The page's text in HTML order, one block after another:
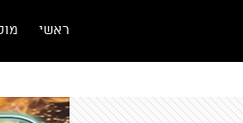
ראשי